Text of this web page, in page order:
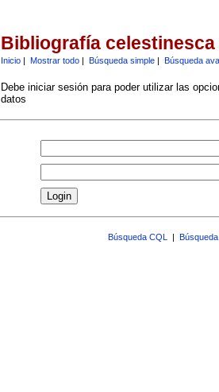
Bibliografía celestinesca
Inicio| Mostrar todo| Búsqueda simple| Búsqueda
Debe iniciar sesión para poder utilizar las
datos
Búsqueda CQL |